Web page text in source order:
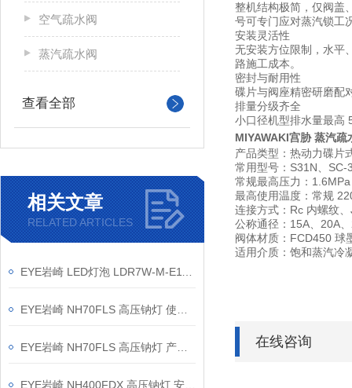
空气疏水阀
蒸汽疏水阀
查看全部
相关文章
RELATED ARTICLES
整机结构极简，仅阀盖
号可专门应对蒸汽锁工
安装灵活性
无安装方位限制，水平
路施工成本。
密封与耐用性
碟片与阀座精密研磨配
排量分级齐全
小口径机型排水量最高
MIYAWAKI宫胁 蒸汽疏
产品类型：热动力碟片
常用型号：S31N、SC-
常规最高压力：
最高使用温度：常规
连接方式：Rc 内螺纹
公称通径：15A、20A
阀体材质：FCD450 球
适用介质：饱和蒸汽冷
在线咨询